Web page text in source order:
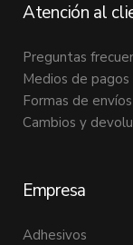
Atención al
Preguntas
Medios de pagos
Formas de envíos
Cambios y
Empresa
Adhesivos